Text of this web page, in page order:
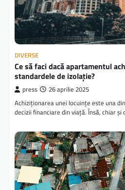
DIVERSE
Ce să faci dacă apartamentul
standardele de izolație?
press 26 aprilie 2025
Achiziționarea unei locuințe este una
decizii financiare din viață. Însă, chiar